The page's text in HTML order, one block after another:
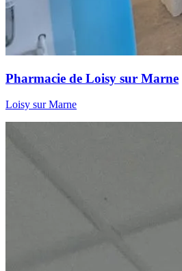
Pharmacie de Loisy sur Marne
Loisy sur Marne